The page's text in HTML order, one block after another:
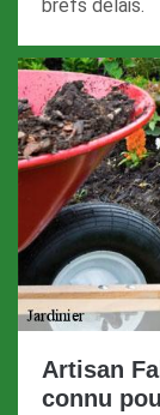
brefs délais.
Artisan
connu